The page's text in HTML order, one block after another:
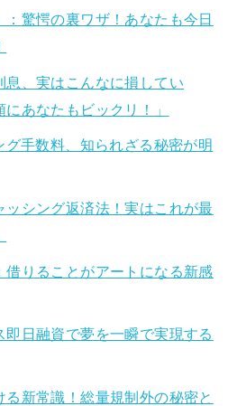
：驚愕の裏ワザ！あなたも今日
息、実はこんなに損してい
あなたもビックリ！」
グ手数料、知られざる秘密が明
ッシング返済法！実はこれが最
借りることがアートになる新感
即日融資で夢を一瞬で実現する
る新常識！総量規制外の秘密と